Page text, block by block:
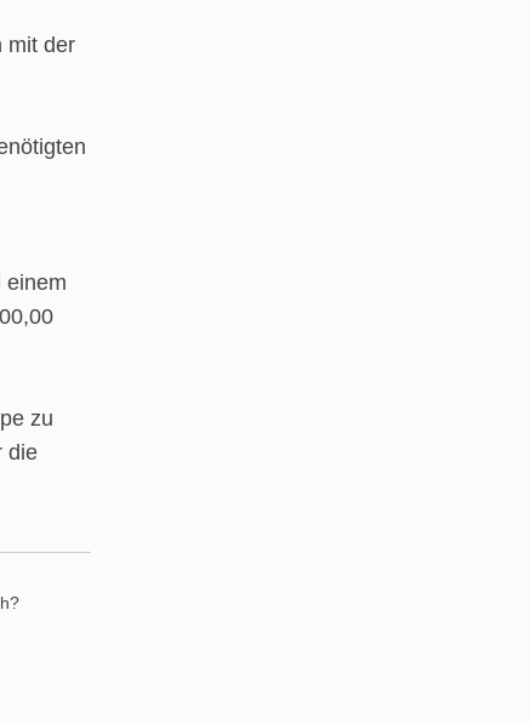
mit der
einem
zu
die